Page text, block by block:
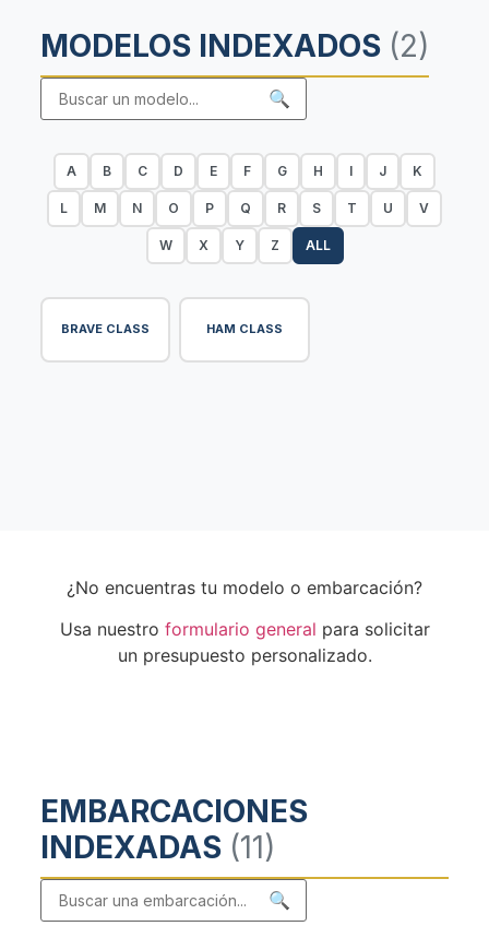
MODELOS INDEXADOS (2)
🔍
A B C D E F G H I J K
L M N O P Q R S T U V
W X Y Z ALL
BRAVE CLASS HAM CLASS
¿No encuentras tu modelo o embarcación?
Usa nuestro formulario general para solicitar
un presupuesto personalizado.
EMBARCACIONES
INDEXADAS (11)
🔍